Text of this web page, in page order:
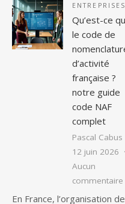
ENTREPRISES
Qu’est-ce
le code de
d’activité
française ?
notre guide
code NAF
complet
Pascal Cabus
12 juin 2026
Aucun
commentaire
En France, l’organisation de